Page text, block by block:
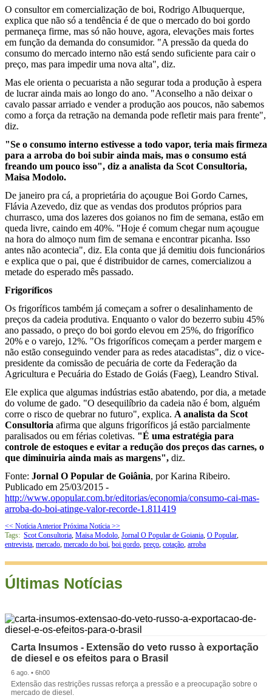
O consultor em comercialização de boi, Rodrigo Albuquerque,
explica que não só a tendência é de que o mercado do boi gordo
permaneça firme, mas só não houve, agora, elevações mais fortes
em função da demanda do consumidor. "A pressão da queda do
consumo do mercado interno não está sendo suficiente para cair o
preço, mas para impedir uma nova alta", diz.
Mas ele orienta o pecuarista a não segurar toda a produção à espera
de lucrar ainda mais ao longo do ano. "Aconselho a não deixar o
cavalo passar arriado e vender a produção aos poucos, não sabemos
como a força da retração na demanda pode refletir mais para frente",
diz.
"Se o consumo interno estivesse a todo vapor, teria mais firmeza
para a arroba do boi subir ainda mais, mas o consumo está
freando um pouco isso", diz a analista da Scot Consultoria,
Maisa Modolo.
De janeiro pra cá, a proprietária do açougue Boi Gordo Carnes,
Flávia Azevedo, diz que as vendas dos produtos próprios para
churrasco, uma dos lazeres dos goianos no fim de semana, estão em
queda livre, caindo em 40%. "Hoje é comum chegar num açougue
na hora do almoço num fim de semana e encontrar picanha. Isso
antes não acontecia", diz. Ela conta que já demitiu dois funcionários
e explica que o pai, que é distribuidor de carnes, comercializou a
metade do esperado mês passado.
Frigoríficos
Os frigoríficos também já começam a sofrer o desalinhamento de
preços da cadeia produtiva. Enquanto o valor do bezerro subiu 45%
ano passado, o preço do boi gordo elevou em 25%, do frigorífico
20% e o varejo, 12%. "Os frigoríficos começam a perder margem e
não estão conseguindo vender para as redes atacadistas", diz o vice-
presidente da comissão de pecuária de corte da Federação da
Agricultura e Pecuária do Estado de Goiás (Faeg), Leandro Stival.
Ele explica que algumas indústrias estão abatendo, por dia, a metade
do volume de gado. "O desequilíbrio da cadeia não é bom, alguém
corre o risco de quebrar no futuro", explica. A analista da Scot
Consultoria afirma que alguns frigoríficos já estão parcialmente
paralisados ou em férias coletivas. "É uma estratégia para
controle de estoques e evitar a redução dos preços das carnes, o
que diminuiria ainda mais as margens", diz.
Fonte: Jornal O Popular de Goiânia, por Karina Ribeiro.
Publicado em 25/03/2015 -
http://www.opopular.com.br/editorias/economia/consumo-cai-mas-
arroba-do-boi-atinge-valor-recorde-1.811419
<< Notícia Anterior Próxima Notícia >>
Tags: Scot Consultoria, Maisa Modolo, Jornal O Popular de Goiania, O Popular,
entrevista, mercado, mercado do boi, boi gordo, preço, cotação, arroba
Últimas Notícias
Carta Insumos - Extensão do veto russo à exportação
de diesel e os efeitos para o Brasil
6 ago. • 6h00
Extensão das restrições russas reforça a pressão e a preocupação sobre o
mercado de diesel.